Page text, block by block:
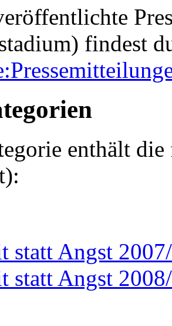
findest
enthält
statt Angst
statt Angst